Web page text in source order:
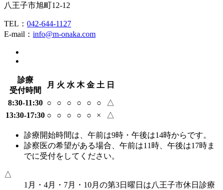
八王子市旭町12-12
TEL： 042-644-1127
E-mail： info@m-onaka.com
診療
受付時間
月 火 水 木 金 土 日
8:30-11:30 ○ ○ ○ ○ ○ ○
△
13:30-17:30 ○ ○ ○ ○ ○ × △
診療開始時間は、午前は9時・午後は14時からです。
診察医の希望がある場合、午前は11時、午後は17時ま
でに受付をしてください。
△
1月・4月・7月・10月の第3日曜日は八王子市休日診療